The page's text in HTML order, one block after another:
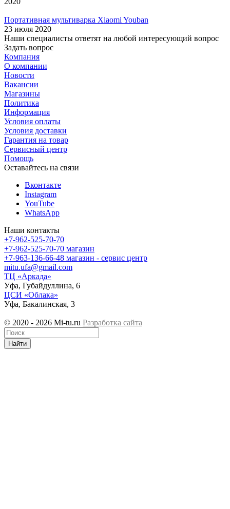
Портативная мультиварка Xiaomi Youban
23 июля 2020
Наши специалисты ответят на любой интересующий вопрос
Задать вопрос
Компания
О компании
Новости
Вакансии
Магазины
Политика
Информация
Условия оплаты
Условия доставки
Гарантия на товар
Сервисный центр
Помощь
Оставайтесь на связи
Вконтакте
Instagram
YouTube
WhatsApp
Наши контакты
+7-962-525-70-70
+7-962-525-70-70 магазин
+7-963-136-66-48 магазин - сервис центр
mitu.ufa@gmail.com
ТЦ «Аркада»
Уфа, Губайдуллина, 6
ЦСИ «Облака»
Уфа, Бакалинская, 3
© 2020 - 2026 Mi-tu.ru Разработка сайта
Найти